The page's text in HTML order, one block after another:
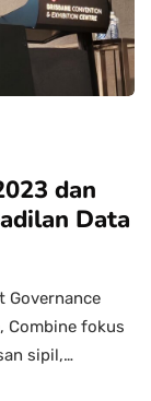
dan
Data
Governance
Combine fokus
sipil,…